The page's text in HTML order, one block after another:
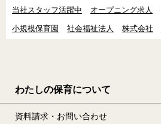
当社スタッフ活躍中
オープニング求人
小規模保育園
社会福祉法人 株式会社
わたしの保育について
資料請求・お問い合わせ